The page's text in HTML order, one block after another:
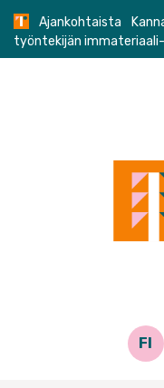
Skip
content
Ajankohtaista
työntekijän
FI